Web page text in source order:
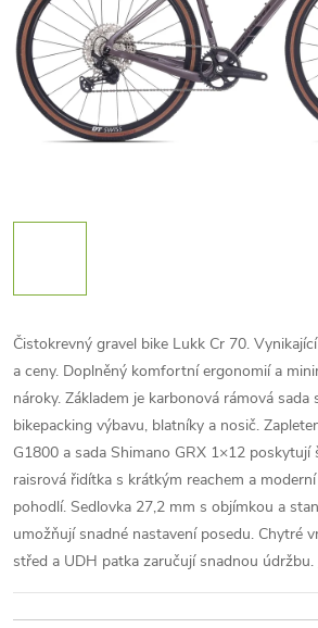
Čistokrevný gravel bike Lukk Cr 70.
a ceny. Doplněný komfortní ergonomií a
nároky. Základem je karbonová rámová
bikepacking výbavu, blatníky a nosič.
G1800 a sada Shimano GRX 1×12 poskytují
raisrová řidítka s krátkým reachem a
pohodlí. Sedlovka 27,2 mm s objímkou a
umožňují snadné nastavení posedu. Chytré
střed a UDH patka zaručují snadnou údržbu.